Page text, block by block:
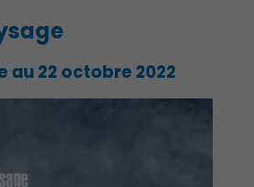
au 22 octobre 2022